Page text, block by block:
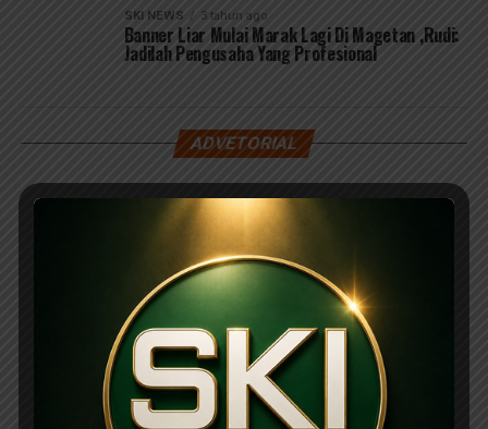
SKI NEWS 3 tahun ago
Banner Liar Mulai Marak Lagi Di Magetan ,Rudi:
Jadilah Pengusaha Yang Profesional
ADVETORIAL